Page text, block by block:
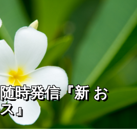
時発信『新 お
』